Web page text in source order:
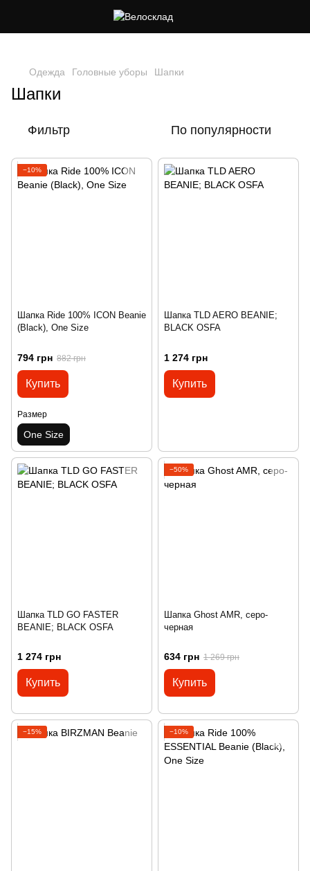
Одежда Головные уборы Шапки
Шапки
Фильтр По популярности
−10%
Шапка Ride 100% ICON Beanie
(Black), One Size
794 грн 882 грн
Купить
Размер
One Size
Шапка TLD AERO BEANIE;
BLACK OSFA
1 274 грн
Купить
Шапка TLD GO FASTER
BEANIE; BLACK OSFA
1 274 грн
Купить
−50%
Шапка Ghost AMR, серо-
черная
634 грн 1 269 грн
Купить
−15% −10%